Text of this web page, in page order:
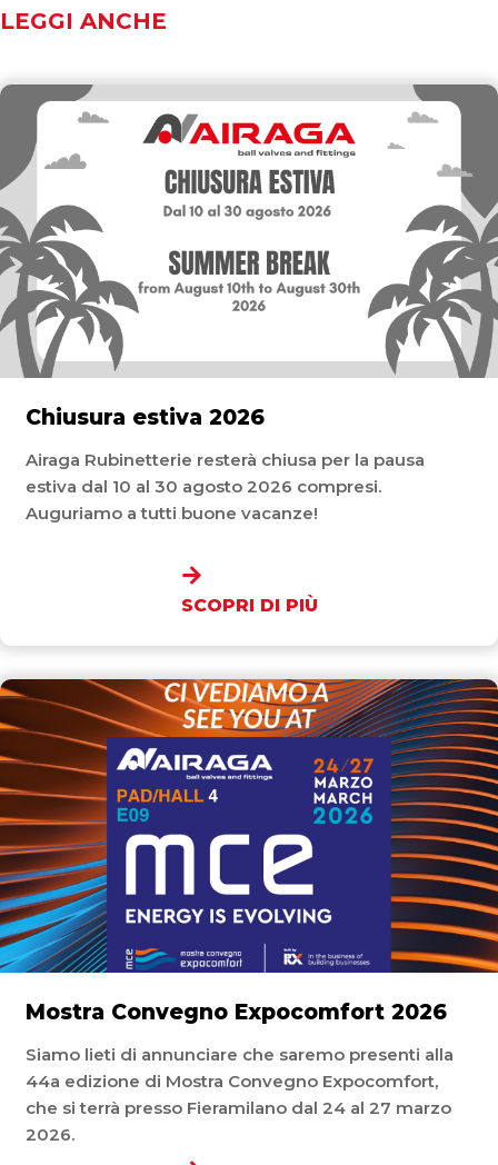
LEGGI ANCHE
Chiusura estiva 2026
Airaga Rubinetterie resterà chiusa per la pausa
estiva dal 10 al 30 agosto 2026 compresi.
Auguriamo a tutti buone vacanze!
SCOPRI DI PIÙ
Mostra Convegno Expocomfort 2026
Siamo lieti di annunciare che saremo presenti alla
44a edizione di Mostra Convegno Expocomfort,
che si terrà presso Fieramilano dal 24 al 27 marzo
2026.